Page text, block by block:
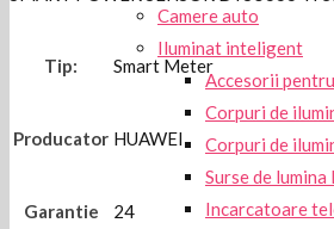
Camere auto
Iluminat inteligent
Accesorii
Corpuri de
Corpuri de
Surse de
Incarcatoare
Tip: Smart Meter
Producator HUAWEI
Garantie 24